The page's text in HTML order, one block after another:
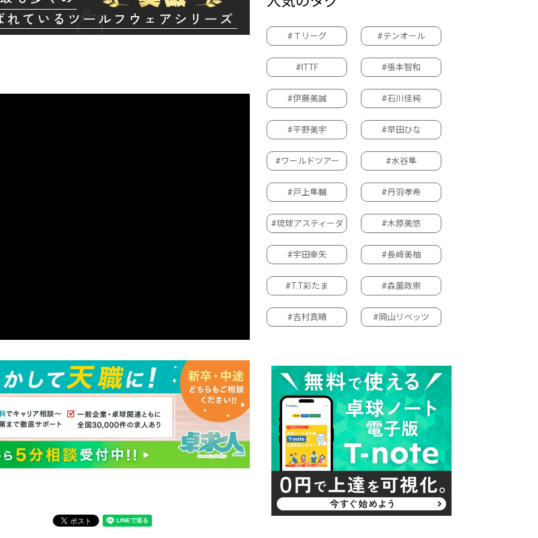
#Ｔリーグ #テンオール
#ITTF #張本智和
#伊藤美誠 #石川佳純
#平野美宇 #早田ひな
#ワールドツアー #水谷隼
#戸上隼輔 #丹羽孝希
#琉球アスティーダ #木原美悠
#宇田幸矢 #長﨑美柚
#T.T彩たま #森薗政崇
#吉村真晴 #岡山リベッツ